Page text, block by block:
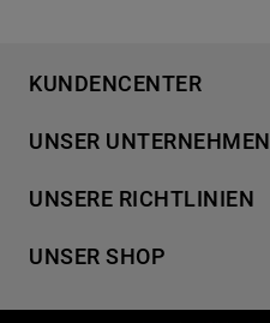
KUNDENCENTER
Händlersuche
Häufige Fragen
Kontakt
UNSER UNTERNEHMEN
Für Händler
Karriere
UNSERE RICHTLINIEN
Cookies
UNSER SHOP